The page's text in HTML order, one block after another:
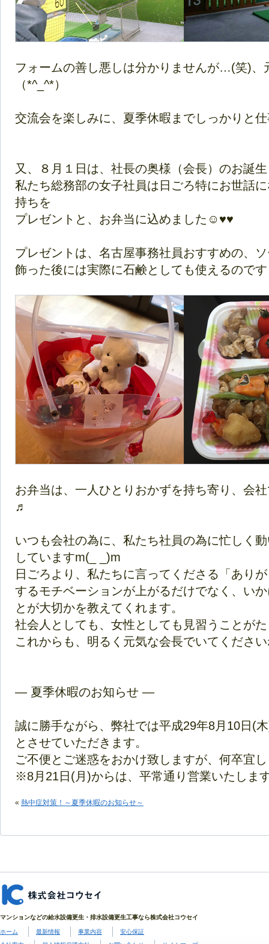
フォームの善し悪しは分かりませんが…(笑)、
（*^_^*）
交流会を楽しみに、夏季休暇までしっかりと
又、８月１日は、社長の奥様（会長）のお誕
私たち総務部の女子社員は日ごろ特にお世話
持ちを
プレゼントと、お弁当に込めました☺♥♥
プレゼントは、名古屋事務社員おすすめの、
飾った後には実際に石鹸としても使えるので
お弁当は、一人ひとりおかずを持ち寄り、会
♬
いつも会社の為に、私たち社員の為に忙しく
していますm(_ _)m
日ごろより、私たちに言ってくださる「あり
するモチベーションが上がるだけでなく、い
とが大切かを教えてくれます。
社会人としても、女性としても見習うことが
これからも、明るく元気な会長でいてくださ
― 夏季休暇のお知らせ ―
誠に勝手ながら、弊社では平成29年8月10日(
とさせていただきます。
ご不便とご迷惑をおかけ致しますが、何卒宜
※8月21日(月)からは、平常通り営業いたしま
« 熱中症対策！～夏季休暇のお知らせ～
マンションなどの給水設備更生・排水設備更生工事なら株式会社コウセイ
ホーム 最新情報 事業内容
安心保証